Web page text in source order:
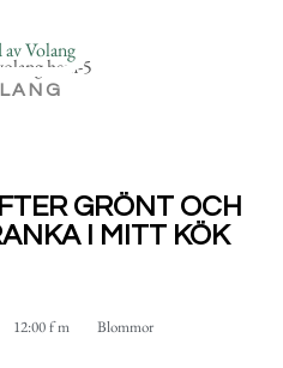
GRÖNT OCH
I MITT KÖK
12:00 f m Blommor